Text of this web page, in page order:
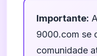
Importante:
9000.com se
comunidade